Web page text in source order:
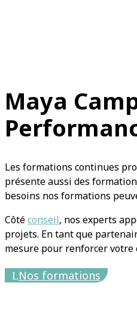
Maya
Les formations continues
présente aussi des
besoins nos formations
Côtéconseil, nos experts
projets. En tant que
mesure pour renforcer votre
Nos formations